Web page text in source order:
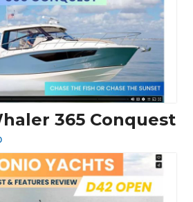
56
LS
365 Conquest
Boston
Whaler
365